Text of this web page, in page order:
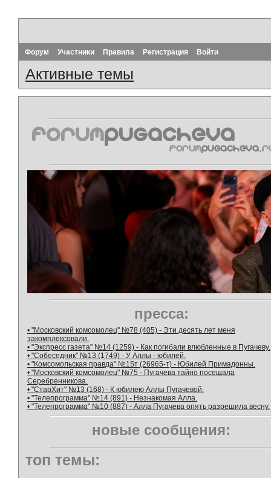
Форум Участники Правила Регистрация Войти
Активные темы
пресса:
• "Московский комсомолец" №78 (405) - Эти десять лет меня
закомплексовали.
• "Экспресс газета" №14 (1259) - Как погибали влюбленные в Пугачеву.
• "Собеседник" №13 (1749) - У Аллы - юбилей.
• "Комсомольская правда" №15т (26965-т) - Юбилей Примадонны.
• "Московский комсомолец" №75 - Пугачева тайно посещала
Серебренникова.
• "СтарХит" №13 (168) - К юбилею Аллы Пугачевой.
• "Телепрограмма" №14 (891) - Незнакомая Алла.
• "Телепрограмма" №10 (887) - Алла Пугачева опять разрешила весну.
новые сообщения:
топ темы: